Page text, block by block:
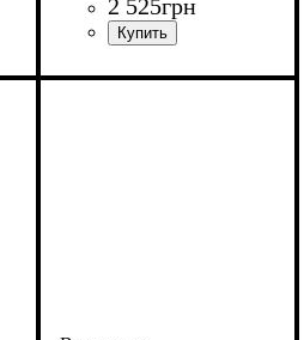
2 525грн